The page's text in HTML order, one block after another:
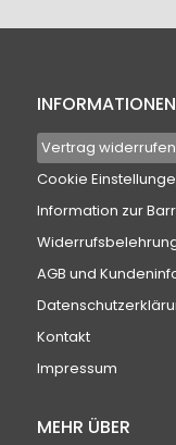
INFORMATIONEN
Vertrag widerrufen
Cookie
Information zur
AGB und
Kontakt
Impressum
MEHR ÜBER